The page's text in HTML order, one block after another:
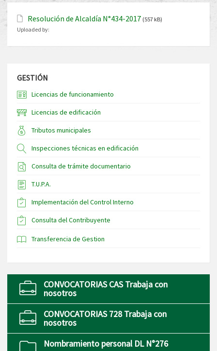
Resolución de Alcaldía N°434-2017 (557 kB)
Uploaded by:
GESTIÓN
Licencias de funcionamiento
Licencias de edificación
Tributos municipales
Inspecciones técnicas en edificación
Consulta de trámite documentario
T.U.P.A.
Implementación del Control Interno
Consulta del Contribuyente
Transferencia de Gestion
CONVOCATORIAS CAS Trabaja con
nosotros
CONVOCATORIAS 728 Trabaja con
nosotros
Nombramiento personal DL N°276